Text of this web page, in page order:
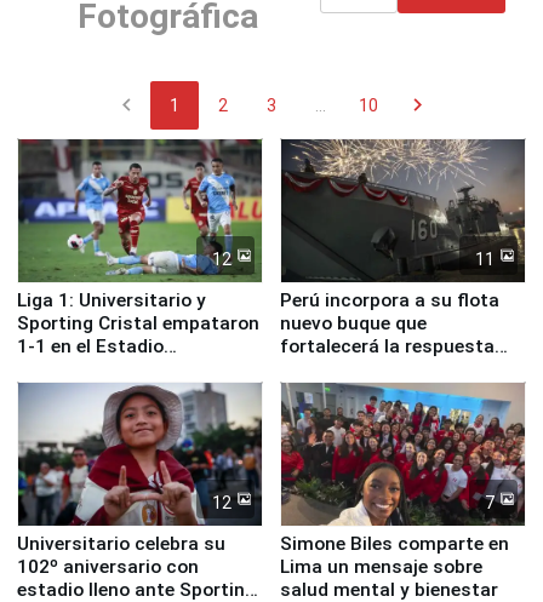
Fotográfica
chevron_left 1 2 3 10 chevron_right
12
Liga 1: Universitario y
Sporting Cristal empataron
1-1 en el Estadio
11
Perú incorpora a su flota
nuevo buque que
fortalecerá la respuesta
12
Universitario celebra su
102º aniversario con
estadio lleno ante Sporting
7
Simone Biles comparte en
Lima un mensaje sobre
salud mental y bienestar